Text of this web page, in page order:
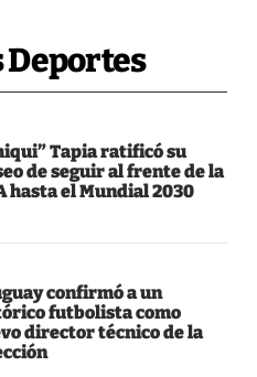
Tapia ratificó su
de seguir al frente de la
hasta el Mundial 2030
confirmó a un
futbolista como
director técnico de la